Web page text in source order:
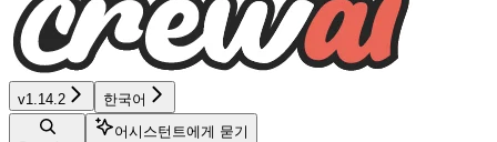
v1.14.2 한국어
어시스턴트에게 묻기